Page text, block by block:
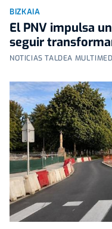
BIZKAIA
El PNV impulsa
seguir
NOTICIAS TALDEA